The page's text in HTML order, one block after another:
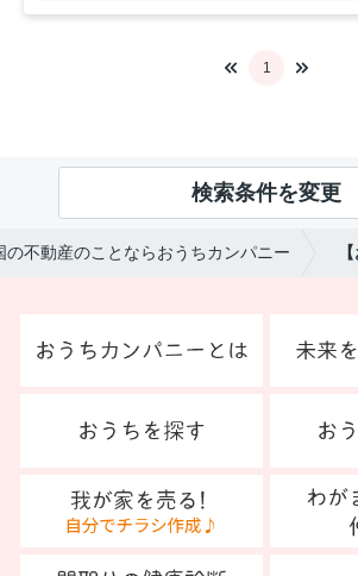
1
検索条件を変更
の不動産のことならおうちカンパニー